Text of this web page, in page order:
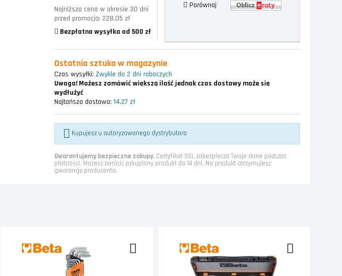
Najniższa cena w okresie 30 dni
przed promocją: 228,05 zł
Bezpłatna wysyłka od 500 zł
Porównaj
Ostatnia sztuka w magazynie
Czas wysyłki: Zwykle do 2 dni roboczych
Uwaga!Możesz zamówić większą ilość jednak czas dostawy może się
wydłużyć
Najtańsza dostawa: 14,27 zł
 Kupujesz u autoryzowanego dystrybutora
Gwarantujemy bezpieczne zakupy.Certyfikat SSL zabezpiecza Twoje dane podczas
płatności. Możesz zwrócić zakupiony produkt do 14 dni. Na produkt otrzymujesz
gwarancję producenta.